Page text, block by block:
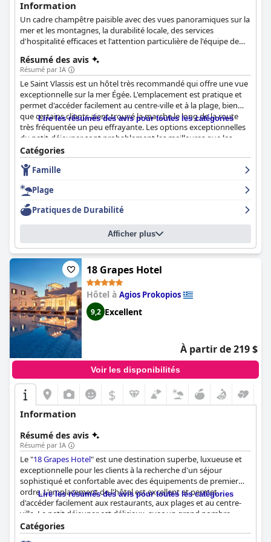
Information
Un cadre champêtre paisible avec des vues panoramiques sur la
mer et les montagnes, la durabilité locale, des services
d'hospitalité efficaces et l'attention particulière de l'équipe de
Résumé des avis
Résumé par IA
Le Saint Vlassis est un hôtel très recommandé qui offre une vue
exceptionnelle sur la mer Égée. L'emplacement est pratique et
permet d'accéder facilement au centre-ville et à la plage, bien
que certains clients aient trouvé la marche le long de la route
très fréquentée un peu effrayante. Les options exceptionnelles
du petit-déjeuner sont probablement les meilleures que les
clients aient jamais eues dans un hôtel, avec une grande variété
de produits habituels pour le petit-déjeuner, ainsi que des
aliments locaux et un excellent café. Les chambres sont
dotées de tous les équipements nécessaires à un séjour
confortable. L'hôtel est d'une propreté irréprochable, avec des
touches attentionnées telles que des articles de toilette de
bonne qualité et des draps blancs. Le personnel est
exceptionnel, amical, attentif et fait tout son possible pour que
les clients passent un excellent séjour. La situation de l'hôtel est
idéale pour tous ceux qui souhaitent passer du temps en ville et
à la plage. Les lits sont parmi les plus confortables que les clients
aient jamais vus. Dans l'ensemble,
priorité au confort et à la propreté de ses clients et offre un
excellent rapport qualité-prix.
Lire les résumés des avis pour toutes les catégories
Catégories
Famille
Plage
Pratiques de Durabilité
Afficher plus
18 Grapes Hotel
Hôtel à Agios Prokopios
9,2 Excellent
À partir de 219 $
Voir les disponibilités
$
Information
Résumé des avis
Résumé par IA
Le "18 Grapes Hotel" est une destination superbe, luxueuse et
exceptionnelle pour les clients à la recherche d'un séjour
sophistiqué et confortable avec des équipements de premier
ordre. L'emplacement de l'hôtel est excellent et permet
d'accéder facilement aux restaurants, aux plages et au centre-
ville. Le petit déjeuner est délicieux, avec un grand nombre
d'options et une nourriture étonnante. Les chambres
magnifiquement conçues et décorées sont spacieuses, propres
Lire les résumés des avis pour toutes les catégories
Catégories